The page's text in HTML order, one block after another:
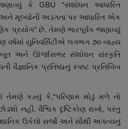
કે
GBU “સંશોધન આધારિત
અને મૂલ્યોની અડગતા પર આધારિત એક
પ્રયોગ” છે. તેમણે ભારપૂર્વક જણાવ્યું
વર્ષમાં યુનિવર્સિટીએ લગભગ ૭૦ બાહ્ય
અને ઊર્જાસભર સંશોધન સંસ્કૃતિ
વૈજ્ઞાનિક પ્રતિષ્ઠાનું સ્પષ્ટ પ્રતિબિંબ
તેમણે કહ્યું કે,“પરિણામ મોડું મળે તો
નહીં. વૈશ્વિક દૃષ્ટિકોણ રાખો, પરંતુ
ઉકેલો સર્જો અને સૌથી અગત્યનું